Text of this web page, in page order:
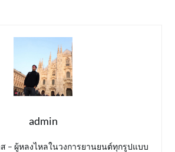
admin
– ผู้หลงไหลในวงการยานยนต์ทุกรูปแบบ